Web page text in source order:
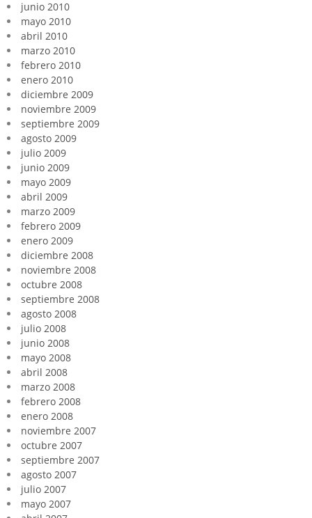
junio 2010
mayo 2010
abril 2010
marzo 2010
febrero 2010
enero 2010
diciembre 2009
noviembre 2009
septiembre 2009
agosto 2009
julio 2009
junio 2009
mayo 2009
abril 2009
marzo 2009
febrero 2009
enero 2009
diciembre 2008
noviembre 2008
octubre 2008
septiembre 2008
agosto 2008
julio 2008
junio 2008
mayo 2008
abril 2008
marzo 2008
febrero 2008
enero 2008
noviembre 2007
octubre 2007
septiembre 2007
agosto 2007
julio 2007
mayo 2007